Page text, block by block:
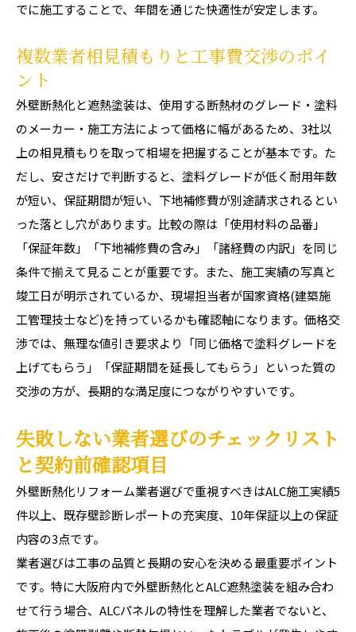
でに施工することで、年間を通じた快適性が安定します。
複数業者相見積もりと工事費交渉のポイ
ント
外壁断熱化と遮熱塗装は、使用する断熱材のグレード・塗料
のメーカー・施工方法によって価格に幅があるため、3社以
上の相見積もりを取って相場を把握することが基本です。た
だし、安さだけで判断すると、塗料グレードが低く耐用年数
が短い、保証期間が短い、下地補修費が別途請求されるとい
った落とし穴があります。比較の際は「使用材料の品番」
「保証年数」「下地補修費の含み」「諸経費の内訳」を同じ
条件で揃えて見ることが重要です。また、施工実績の写真と
竣工日が明示されているか、現場担当者が国家資格(建築施
工管理技士など)を持っているかも確認軸になります。価格交
渉では、無理な値引き要求より「同じ価格で塗料グレードを
上げてもらう」「保証期間を延長してもらう」といった質の
交渉の方が、長期的な満足度につながりやすいです。
失敗しない業者選びのチェックリスト
と契約前確認項目
外壁断熱化リフォーム業者選びで重視すべきはALC施工実績5
件以上、既存壁診断レポートの充実度、10年保証以上の保証
内容の3点です。
業者選びは工事の品質と長期の安心を決める最重要ポイント
です。特に大阪府内で外壁断熱化とALC遮熱塗装を組み合わ
せて行う場合、ALCパネルの特性を理解した業者でないと、